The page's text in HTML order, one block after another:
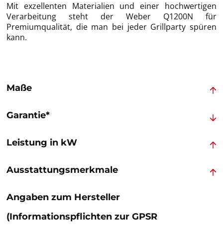
Mit exzellenten Materialien und einer hochwertigen
Verarbeitung steht der Weber Q1200N für
Premiumqualität, die man bei jeder Grillparty spüren
kann.
Maße
Garantie*
Leistung in kW
Ausstattungsmerkmale
Angaben zum Hersteller
(Informationspflichten zur GPSR